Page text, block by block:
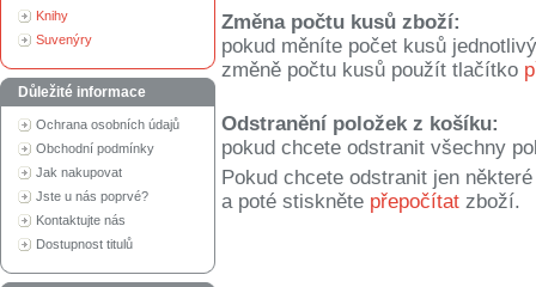
Knihy
Suvenýry
Důležité informace
Ochrana osobních údajů
Obchodní podmínky
Jak nakupovat
Jste u nás poprvé?
Kontaktujte nás
Dostupnost titulů
Změna počtu kusů zboží:
pokud měníte počet kusů
změně počtu kusů použít tlačítko
Odstranění položek z košíku:
pokud chcete odstranit všechny
Pokud chcete odstranit jen
a poté stiskněte přepočítat zboží.